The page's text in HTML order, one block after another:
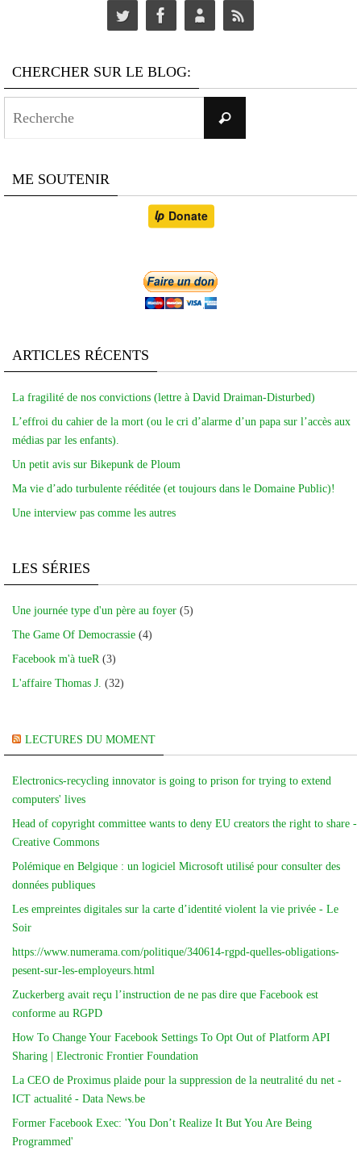
CHERCHER SUR LE BLOG:
Recherche
ME SOUTENIR
ARTICLES RÉCENTS
La fragilité de nos convictions (lettre à David Draiman-Disturbed)
L’effroi du cahier de la mort (ou le cri d’alarme d’un papa sur l’accès aux
médias par les enfants).
Un petit avis sur Bikepunk de Ploum
Ma vie d’ado turbulente rééditée (et toujours dans le Domaine Public)!
Une interview pas comme les autres
LES SÉRIES
Une journée type d'un père au foyer (5)
The Game Of Democrassie (4)
Facebook m'à tueR(3)
L'affaire Thomas J. (32)
LECTURES DU MOMENT
Electronics-recycling innovator is going to prison for trying to extend
computers' lives
Head of copyright committee wants to deny EU creators the right to share -
Creative Commons
Polémique en Belgique : un logiciel Microsoft utilisé pour consulter des
données publiques
Les empreintes digitales sur la carte d’identité violent la vie privée - Le
Soir
https://www.numerama.com/politique/340614-rgpd-quelles-obligations-
pesent-sur-les-employeurs.html
Zuckerberg avait reçu l’instruction de ne pas dire que Facebook est
conforme au RGPD
How To Change Your Facebook Settings To Opt Out of Platform API
Sharing | Electronic Frontier Foundation
La CEO de Proximus plaide pour la suppression de la neutralité du net -
ICT actualité - Data News.be
Former Facebook Exec: 'You Don’t Realize It But You Are Being
Programmed'